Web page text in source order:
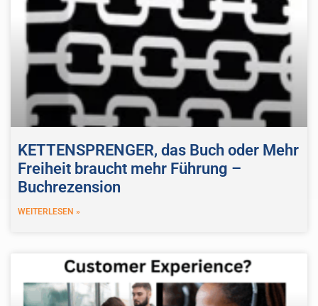
KETTENSPRENGER, das Buch oder Mehr
Freiheit braucht mehr Führung –
Buchrezension
WEITERLESEN »